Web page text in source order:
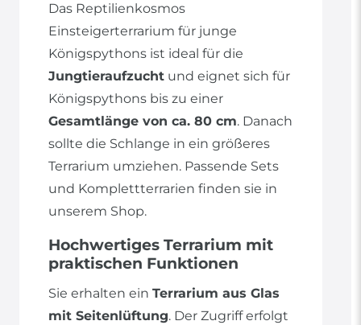
Das Reptilienkosmos
Einsteigerterrarium für junge
Königspythons ist ideal für die
Jungtieraufzucht und eignet sich für
Königspythons bis zu einer
Gesamtlänge von ca. 80 cm. Danach
sollte die Schlange in ein größeres
Terrarium umziehen. Passende Sets
und Komplettterrarien finden sie in
unserem Shop.
Hochwertiges Terrarium mit
praktischen Funktionen
Sie erhalten ein Terrarium aus Glas
mit Seitenlüftung. Der Zugriff erfolgt